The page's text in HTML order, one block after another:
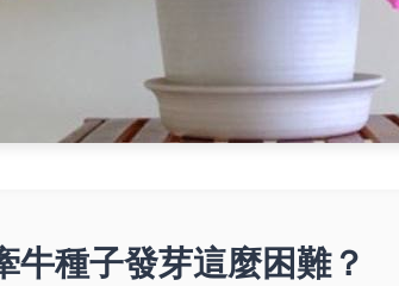
牛種子發芽這麼困難？